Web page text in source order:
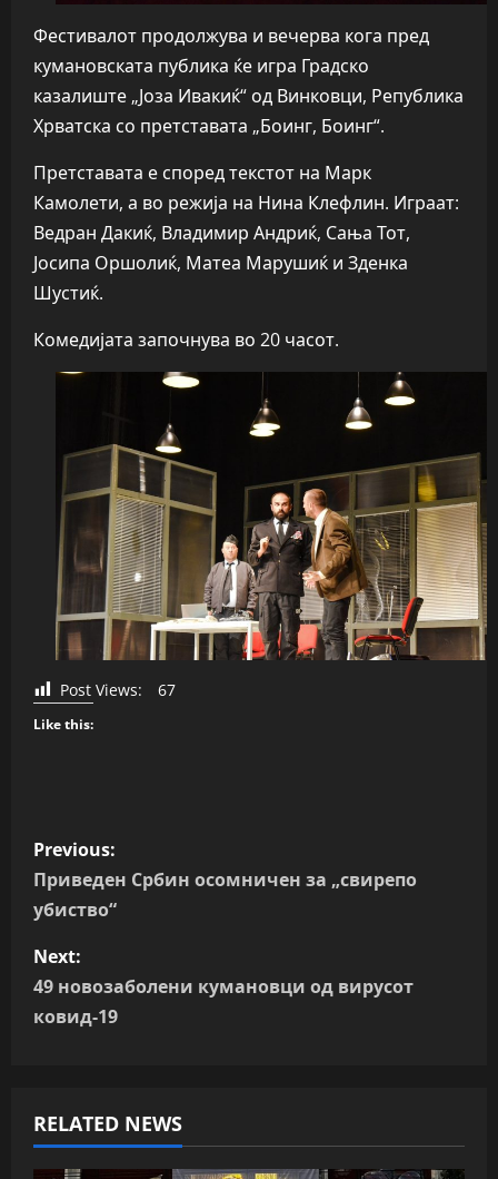
Фестивалот продолжува и вечерва кога пред
кумановската публика ќе игра Градско
казалиште „Јоза Ивакиќ“ од Винковци, Република
Хрватска со претставата „Боинг, Боинг“.
Претставата е според текстот на Марк
Камолети, а во режија на Нина Клефлин. Играат:
Ведран Дакиќ, Владимир Андриќ, Сања Тот,
Јосипа Оршолиќ, Матеа Марушиќ и Зденка
Шустиќ.
Комедијата започнува во 20 часот.
Post Views: 67
Like this:
P
o
s
t
n
v
i
Previous:
Приведен Србин осомничен за „свирепо
убиство“
Next:
49 новозаболени кумановци од вирусот
ковид-19
RELATED NEWS